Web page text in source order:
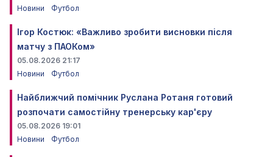
Новини
Футбол
Ігор Костюк: «Важливо зробити висновки після
матчу з ПАОКом»
05.08.2026 21:17
Новини
Футбол
Найближчий помічник Руслана Ротаня готовий
розпочати самостійну тренерську кар'єру
05.08.2026 19:01
Новини
Футбол